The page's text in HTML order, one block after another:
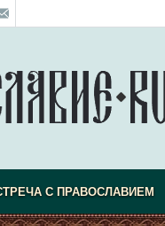
С ПРАВОСЛАВИЕМ